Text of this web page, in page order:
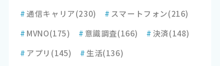
#通信キャリア(230) # スマートフォン(216)
# MVNO(175) # 意識調査(166) # 決済(148)
# アプリ (145) # 生活(136)